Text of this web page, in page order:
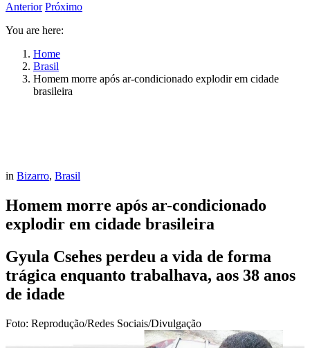
Anterior Próximo
You are here:
Home
Brasil
Homem morre após ar-condicionado explodir em cidade
brasileira
in Bizarro, Brasil
Homem morre após ar-condicionado
explodir em cidade brasileira
Gyula Csehes perdeu a vida de forma
trágica enquanto trabalhava, aos 38 anos
de idade
Foto: Reprodução/Redes Sociais/Divulgação